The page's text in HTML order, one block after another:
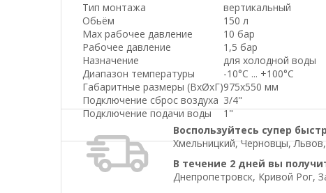
Тип монтажа
вертикальный
Обьём
150 л
Max рабочее давление
10 бар
Рабочее давление
1,5 бар
Назначение
для холодной воды
Диапазон температуры
-10°C ... +100°C
Габаритные размеры (ВхØхГ)975х550 мм
Подключение сброс воздуха 3/4"
Подключение подачи воды
1"
Воспользуйтесь супер
Хмельницкий, Черновцы,
В течение 2 дней вы
Днепропетровск, Кривой Рог,